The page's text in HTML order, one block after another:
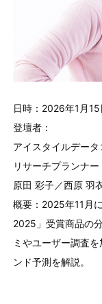
日時：2026年1月
登壇者：
アイスタイルデー
リサーチプランナー
原田 彩子／西原 羽
概要：2025年11月
2025」受賞商品の
ミやユーザー調査
ンド予測を解説。